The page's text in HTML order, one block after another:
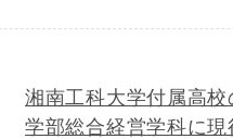
湘南工科大学付属高
学部総合経営学科に現